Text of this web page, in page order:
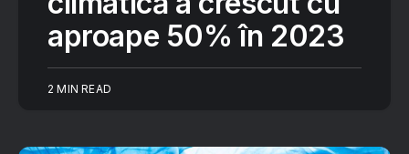
aproape 50% în 2023
2 MIN READ